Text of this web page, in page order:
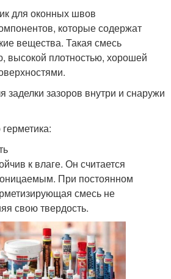
для оконных швов
которые содержат
вещества. Такая смесь
высокой плотностью, хорошей
заделки зазоров внутри и снаружи
к влаге. Он считается
При постоянном
смесь не
свою твердость.